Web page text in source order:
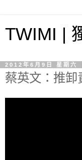
TWIMI |
2012年6月9日 星期六
蔡英文：推卸